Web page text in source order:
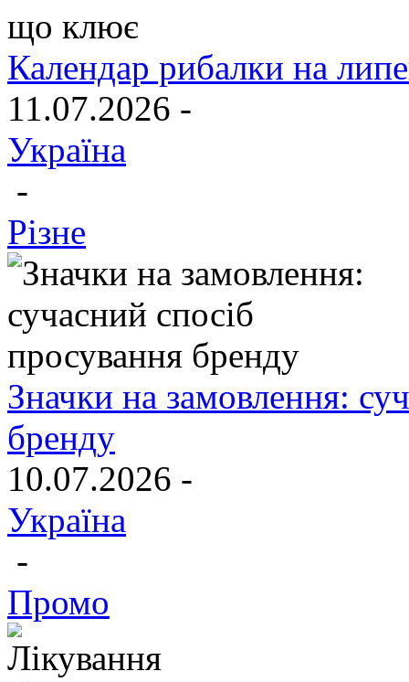
Календар рибалки на
11.07.2026 -
Україна
-
Різне
Значки на замовлення:
бренду
10.07.2026 -
Україна
-
Промо